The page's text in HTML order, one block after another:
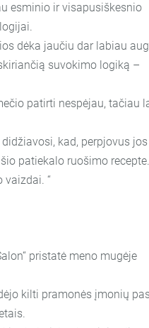
esminio ir visapusiškesnio
dėka jaučiu dar labiau
suvokimo logiką –
patirti nespėjau, tačiau
kad, perpjovus jos
patiekalo ruošimo recepte.
vaizdai. “
pristatė meno mugėje
kilti pramonės įmonių